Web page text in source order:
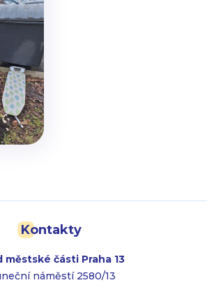
Kontakty
městské části Praha 13
náměstí 2580/13